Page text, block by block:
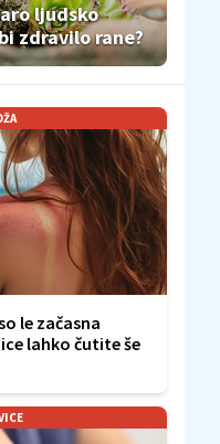
ljudsko
zdravilo rane?
le začasna
lahko čutite še